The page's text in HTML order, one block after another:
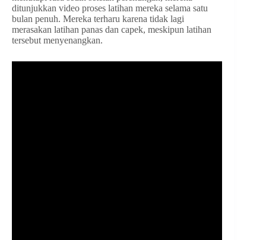
ditunjukkan video proses latihan mereka selama satu
bulan penuh. Mereka terharu karena tidak lagi
merasakan latihan panas dan capek, meskipun latihan
tersebut menyenangkan.